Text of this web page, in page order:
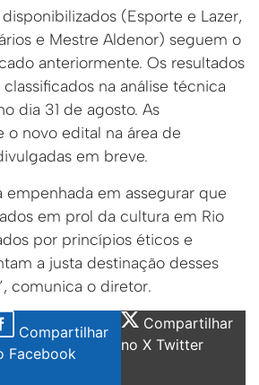
(Esporte e Lazer,
e Mestre Aldenor) seguem o
anteriormente. Os resultados
na análise técnica
dia 31 de agosto. As
o novo edital na área de
em breve.
empenhada em assegurar que
em prol da cultura em Rio
por princípios éticos e
a justa destinação desses
comunica o diretor.
Compartilhar
Facebook
Compartilhar
no X Twitter